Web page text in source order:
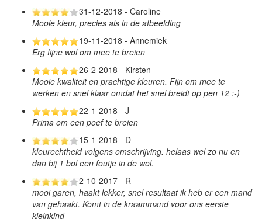
31-12-2018 - Caroline
Mooie kleur, precies als in de afbeelding
19-11-2018 - Annemiek
Erg fijne wol om mee te breien
26-2-2018 - Kirsten
Mooie kwaliteit en prachtige kleuren. Fijn om mee te
werken en snel klaar omdat het snel breidt op pen 12 :-)
22-1-2018 - J
Prima om een poef te breien
15-1-2018 - D
kleurechtheid volgens omschrijving. helaas wel zo nu en
dan bij 1 bol een foutje in de wol.
2-10-2017 - R
mooi garen, haakt lekker, snel resultaat ik heb er een mand
van gehaakt. Komt in de kraammand voor ons eerste
kleinkind